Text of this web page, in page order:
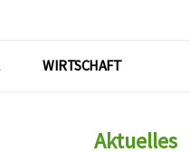
WIRTSCHAFT
Aktuelles